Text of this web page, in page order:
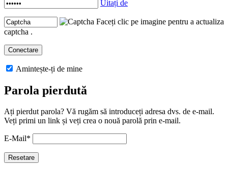
Uitați de
Faceți clic pe imagine pentru a actualiza
captcha .
Amintește-ți de mine
Parola pierdută
Ați pierdut parola? Vă rugăm să introduceți adresa dvs. de e-mail.
Veți primi un link și veți crea o nouă parolă prin e-mail.
E-Mail*